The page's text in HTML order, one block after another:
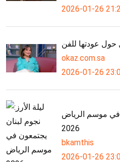
2026-01-26
عودتها للفن
okaz.com.sa
2026-01-26
في موسم الرياض
2026
bkamthis
2026-01-26